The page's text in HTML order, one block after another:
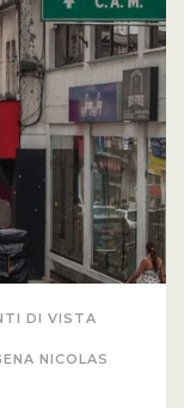
DI VISTA
NICOLAS